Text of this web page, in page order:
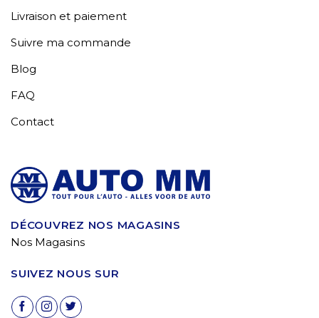
Livraison et paiement
Suivre ma commande
Blog
FAQ
Contact
DÉCOUVREZ NOS MAGASINS
Nos Magasins
SUIVEZ NOUS SUR